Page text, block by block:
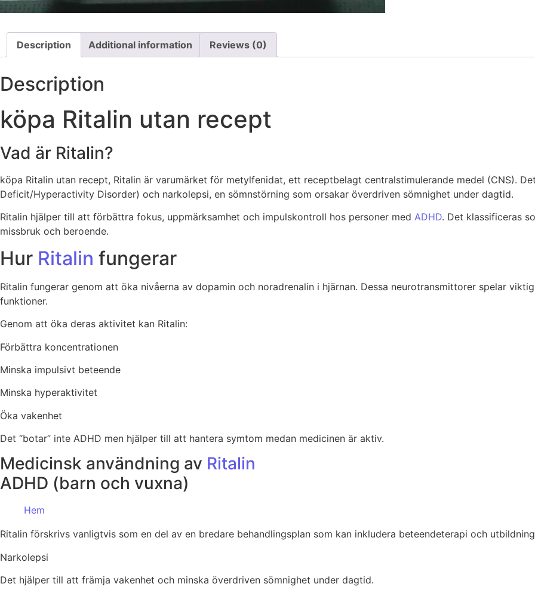
Description Additional information Reviews (0)
Description
köpa Ritalin utan recept
Vad är Ritalin?
köpa Ritalin utan recept, Ritalin är varumärket för metylfenidat, ett receptbelagt centralstimulerande medel (CNS).
Deficit/Hyperactivity Disorder) och narkolepsi, en sömnstörning som orsakar överdriven sömnighet under dagtid.
Ritalin hjälper till att förbättra fokus, uppmärksamhet och impulskontroll hos personer med ADHD. Det klassificeras
missbruk och beroende.
Hur Ritalin fungerar
Ritalin fungerar genom att öka nivåerna av dopamin och noradrenalin i hjärnan. Dessa neurotransmittorer spelar
funktioner.
Genom att öka deras aktivitet kan Ritalin:
Förbättra koncentrationen
Minska impulsivt beteende
Minska hyperaktivitet
Öka vakenhet
Det “botar” inte ADHD men hjälper till att hantera symtom medan medicinen är aktiv.
Medicinsk användning av Ritalin
ADHD (barn och vuxna)
Hem
Ritalin förskrivs vanligtvis som en del av en bredare behandlingsplan som kan inkludera beteendeterapi och
Narkolepsi
Det hjälper till att främja vakenhet och minska överdriven sömnighet under dagtid.